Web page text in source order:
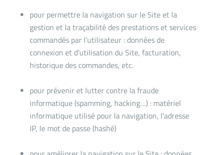
pour permettre la navigation sur le Site et la
gestion et la traçabilité des prestations et services
commandés par l’utilisateur : données de
connexion et d’utilisation du Site, facturation,
historique des commandes, etc.
pour prévenir et lutter contre la fraude
informatique (spamming, hacking…) : matériel
informatique utilisé pour la navigation, l’adresse
IP, le mot de passe (hashé)